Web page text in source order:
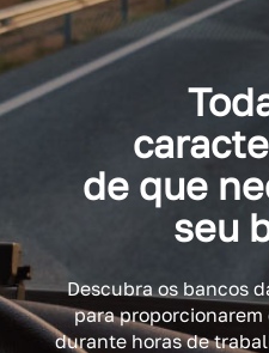
de que
seu
Descubra os bancos
para
durante horas de